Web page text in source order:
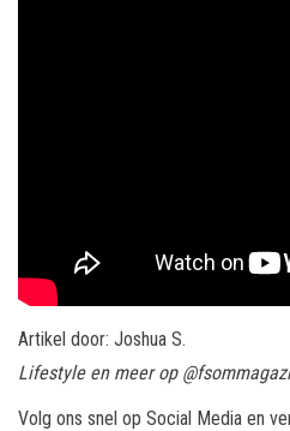
Artikel door: Joshua S.
Lifestyle en meer op
Volg ons snel op Social Media en